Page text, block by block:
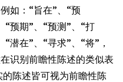
如：“旨在”、“预
“预期”、“预测”、“打
潜在”、“寻求”、“将”，
识别前瞻性陈述的类似表
陈述皆可视为前瞻性陈